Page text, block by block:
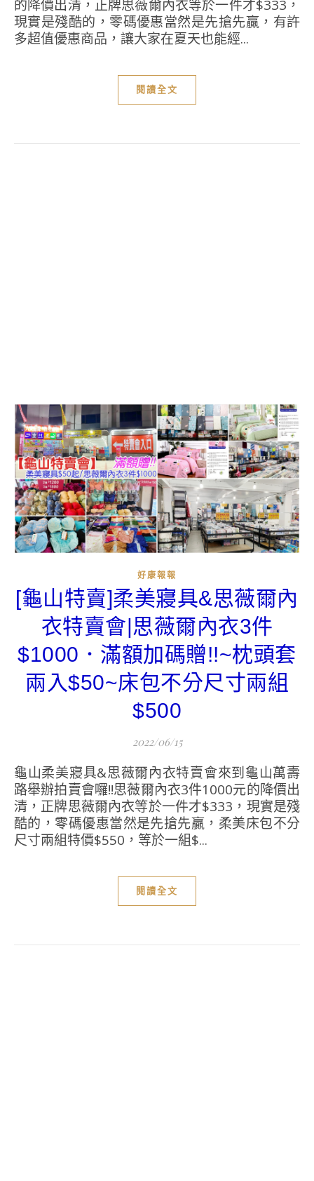
的降價出清，正牌思薇爾內衣等於一件才$333，
現實是殘酷的，零碼優惠當然是先搶先贏，有許
多超值優惠商品，讓大家在夏天也能經...
閱讀全文
好康報報
[龜山特賣]柔美寢具&思薇爾內
衣特賣會|思薇爾內衣3件
$1000．滿額加碼贈!!~枕頭套
兩入$50~床包不分尺寸兩組
$500
2022/06/15
龜山柔美寢具&思薇爾內衣特賣會來到龜山萬壽
路舉辦拍賣會囉!!思薇爾內衣3件1000元的降價出
清，正牌思薇爾內衣等於一件才$333，現實是殘
酷的，零碼優惠當然是先搶先贏，柔美床包不分
尺寸兩組特價$550，等於一組$...
閱讀全文